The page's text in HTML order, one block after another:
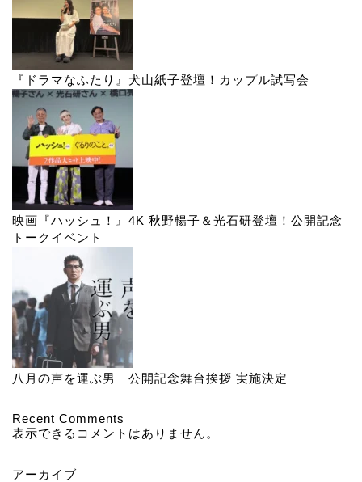
『ドラマなふたり』犬山紙子登壇！カップル試写会
映画『ハッシュ！』4K 秋野暢子＆光石研登壇！公開記念
トークイベント
八月の声を運ぶ男 公開記念舞台挨拶 実施決定
Recent Comments
表示できるコメントはありません。
アーカイブ